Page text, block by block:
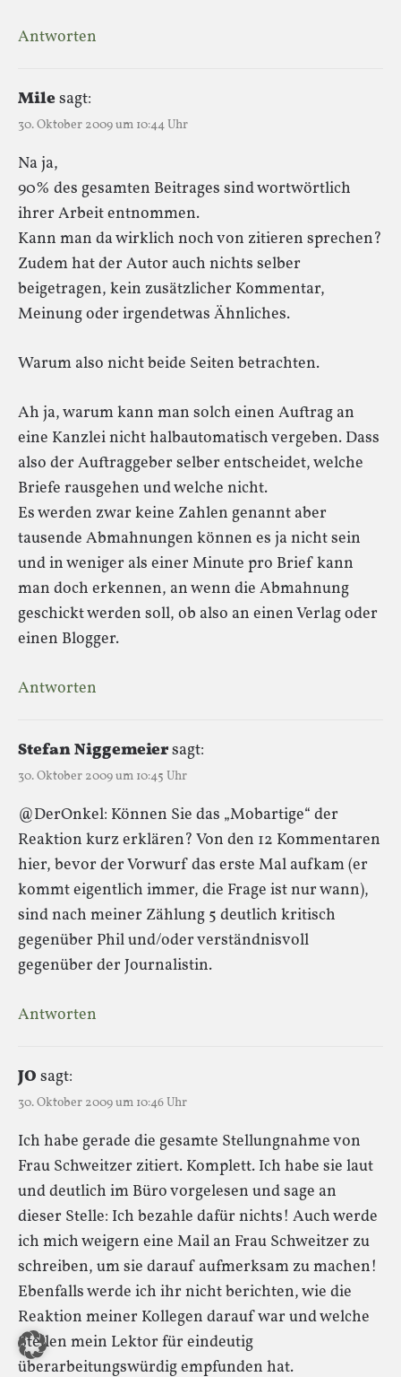
Antworten
Milesagt:
30. Oktober 2009 um 10:44 Uhr
Na ja,
90% des gesamten Beitrages sind wortwörtlich
ihrer Arbeit entnommen.
Kann man da wirklich noch von zitieren sprechen?
Zudem hat der Autor auch nichts selber
beigetragen, kein zusätzlicher Kommentar,
Meinung oder irgendetwas Ähnliches.
Warum also nicht beide Seiten betrachten.
Ah ja, warum kann man solch einen Auftrag an
eine Kanzlei nicht halbautomatisch vergeben. Dass
also der Auftraggeber selber entscheidet, welche
Briefe rausgehen und welche nicht.
Es werden zwar keine Zahlen genannt aber
tausende Abmahnungen können es ja nicht sein
und in weniger als einer Minute pro Brief kann
man doch erkennen, an wenn die Abmahnung
geschickt werden soll, ob also an einen Verlag oder
einen Blogger.
Antworten
Stefan Niggemeiersagt:
30. Oktober 2009 um 10:45 Uhr
@DerOnkel: Können Sie das „Mobartige“ der
Reaktion kurz erklären? Von den 12 Kommentaren
hier, bevor der Vorwurf das erste Mal aufkam (er
kommt eigentlich immer, die Frage ist nur wann),
sind nach meiner Zählung 5 deutlich kritisch
gegenüber Phil und/oder verständnisvoll
gegenüber der Journalistin.
Antworten
JO sagt:
30. Oktober 2009 um 10:46 Uhr
Ich habe gerade die gesamte Stellungnahme von
Frau Schweitzer zitiert. Komplett. Ich habe sie laut
und deutlich im Büro vorgelesen und sage an
dieser Stelle: Ich bezahle dafür nichts! Auch werde
ich mich weigern eine Mail an Frau Schweitzer zu
schreiben, um sie darauf aufmerksam zu machen!
Ebenfalls werde ich ihr nicht berichten, wie die
Reaktion meiner Kollegen darauf war und welche
Stellen mein Lektor für eindeutig
überarbeitungswürdig empfunden hat.